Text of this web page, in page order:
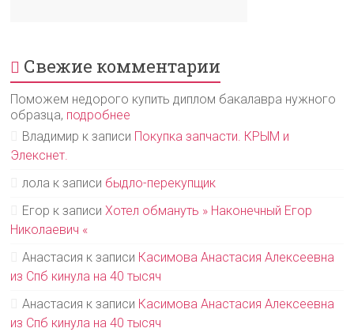
Свежие комментарии
Поможем недорого купить диплом бакалавра нужного
образца, подробнее
Владимир к записи Покупка запчасти. КРЫМ и
Элекснет.
лола к записи быдло-перекупщик
Егор к записиХотел обмануть » Наконечный Егор
Николаевич «
Анастасия к записи Касимова Анастасия Алексеевна
из Спб кинула на 40 тысяч
Анастасия к записи Касимова Анастасия Алексеевна
из Спб кинула на 40 тысяч